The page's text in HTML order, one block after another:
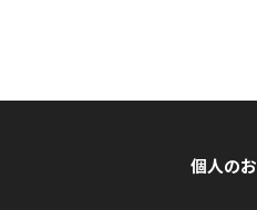
個人の